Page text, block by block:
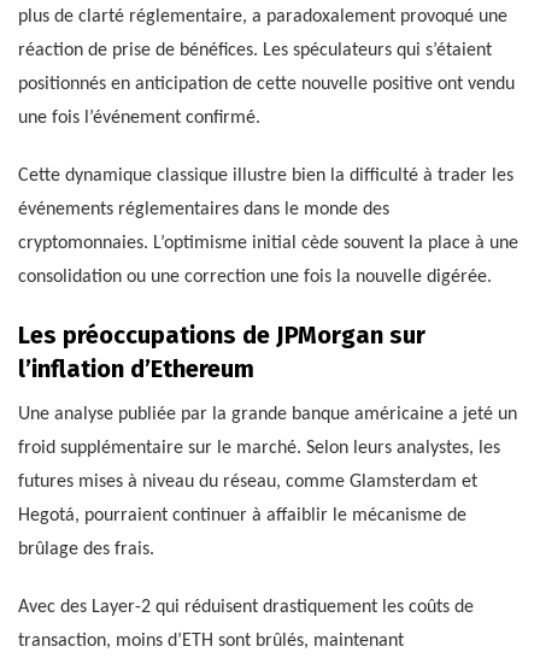
plus de clarté réglementaire, a paradoxalement provoqué une
réaction de prise de bénéfices. Les spéculateurs qui s’étaient
positionnés en anticipation de cette nouvelle positive ont vendu
une fois l’événement confirmé.
Cette dynamique classique illustre bien la difficulté à trader les
événements réglementaires dans le monde des
cryptomonnaies. L’optimisme initial cède souvent la place à une
consolidation ou une correction une fois la nouvelle digérée.
Les préoccupations de JPMorgan sur
l’inflation d’Ethereum
Une analyse publiée par la grande banque américaine a jeté un
froid supplémentaire sur le marché. Selon leurs analystes, les
futures mises à niveau du réseau, comme Glamsterdam et
Hegotá, pourraient continuer à affaiblir le mécanisme de
brûlage des frais.
Avec des Layer-2 qui réduisent drastiquement les coûts de
transaction, moins d’ETH sont brûlés, maintenant